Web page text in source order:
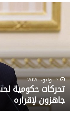
تحركات
حكومية
لحسم
قانون
القديم..والبرلمان:
جاهزون
لإقراره
7 يوليو، 2020
تحركات حكومية
جاهزون لإقراره